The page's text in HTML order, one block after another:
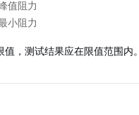
值阻力
小阻力
，测试结果应在限值范围内。